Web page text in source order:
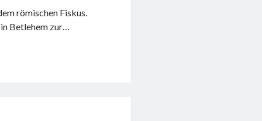
römischen Fiskus.
Betlehem zur…